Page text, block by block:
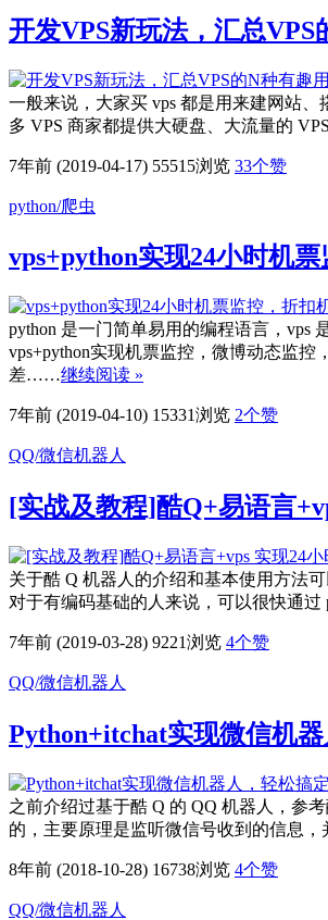
开发VPS新玩法，汇总VPS
一般来说，大家买 vps 都是用来建网站
多 VPS 商家都提供大硬盘、大流量的
7年前 (2019-04-17) 55515浏览 33个赞
python/爬虫
vps+python实现24小时机
python 是一门简单易用的编程语言，vps
vps+python实现机票监控，微博动态监
差……继续阅读 »
7年前 (2019-04-10) 15331浏览 2个赞
QQ/微信机器人
[实战及教程]酷Q+易语言
关于酷 Q 机器人的介绍和基本使用方法
对于有编码基础的人来说，可以很快通
7年前 (2019-03-28) 9221浏览 4个赞
QQ/微信机器人
Python+itchat实现微信机
之前介绍过基于酷 Q 的 QQ 机器人，参
的，主要原理是监听微信号收到的信息
8年前 (2018-10-28) 16738浏览 4个赞
QQ/微信机器人